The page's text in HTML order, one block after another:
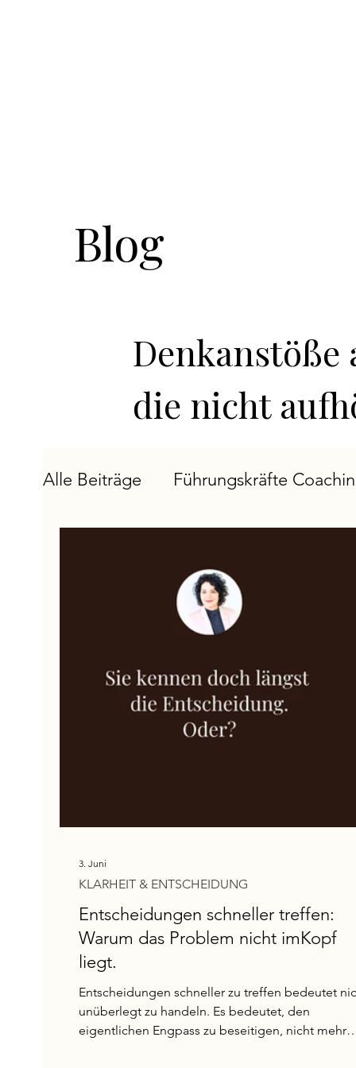
Blog
die nicht
Alle Beiträge Führungskräfte
Entscheidungen schneller treffen:
Warum das Problem nicht imKopf
liegt.
Entscheidungen schneller zu treffen bedeutet
unüberlegt zu handeln. Es bedeutet, den
eigentlichen Engpass zu beseitigen, nicht mehr
KLARHEIT & ENTSCHEIDUNG
3. Juni